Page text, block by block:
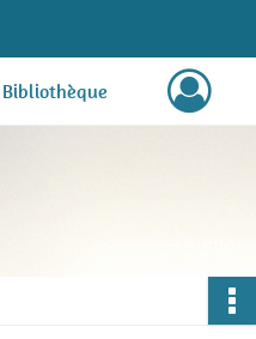
Bibliothèque